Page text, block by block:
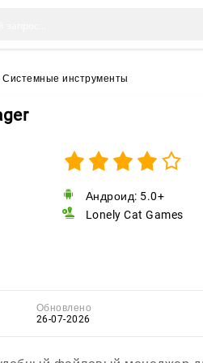
Системные инструменты
Андроид: 5.0+
Lonely Cat Games
Обновлено
26-07-2026